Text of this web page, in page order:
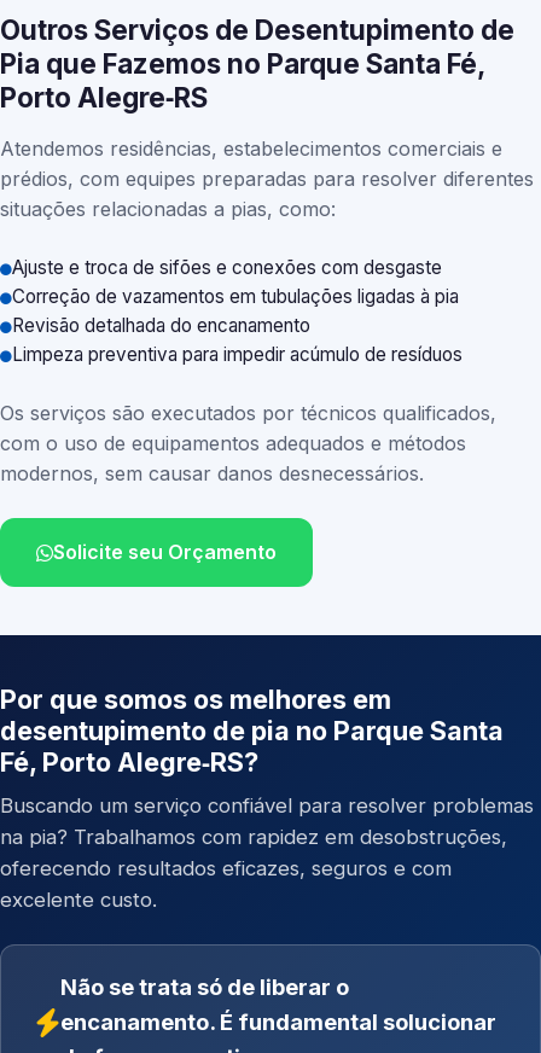
Outros Serviços de Desentupimento de
Pia que Fazemos no Parque Santa Fé,
Porto Alegre‑RS
Atendemos residências, estabelecimentos comerciais e
prédios, com equipes preparadas para resolver diferentes
situações relacionadas a pias, como:
Ajuste e troca de sifões e conexões com desgaste
Correção de vazamentos em tubulações ligadas à pia
Revisão detalhada do encanamento
Limpeza preventiva para impedir acúmulo de resíduos
Os serviços são executados por técnicos qualificados,
com o uso de equipamentos adequados e métodos
modernos, sem causar danos desnecessários.
Solicite seu Orçamento
Por que somos os melhores em
desentupimento de pia no Parque Santa
Fé, Porto Alegre‑RS?
Buscando um serviço confiável para resolver problemas
na pia? Trabalhamos com rapidez em desobstruções,
oferecendo resultados eficazes, seguros e com
excelente custo.
Não se trata só de liberar o
encanamento. É fundamental solucionar